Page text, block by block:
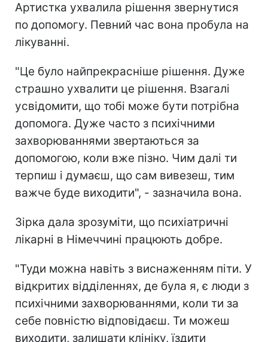
Артистка ухвалила рішення звернутися
по допомогу. Певний час вона пробула на
лікуванні.
"Це було найпрекрасніше рішення. Дуже
страшно ухвалити це рішення. Взагалі
усвідомити, що тобі може бути потрібна
допомога. Дуже часто з психічними
захворюваннями звертаються за
допомогою, коли вже пізно. Чим далі ти
терпиш і думаєш, що сам вивезеш, тим
важче буде виходити", - зазначила вона.
Зірка дала зрозуміти, що психіатричні
лікарні в Німеччині працюють добре.
"Туди можна навіть з виснаженням піти. У
відкритих відділеннях, де була я, є люди з
психічними захворюваннями, коли ти за
себе повністю відповідаєш. Ти можеш
виходити, залишати клініку, їздити